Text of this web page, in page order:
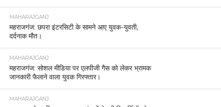
MAHARAJGANJ
महराजगंज: छपरा इंटरसिटी के सामने आए युवक-युवती,
दर्दनाक मौत।
MAHARAJGANJ
महराजगंज: सोशल मीडिया पर एलपीजी गैस को लेकर भ्रामक
जानकारी फैलाने वाला युवक गिरफ्तार।
MAHARAJGANJ